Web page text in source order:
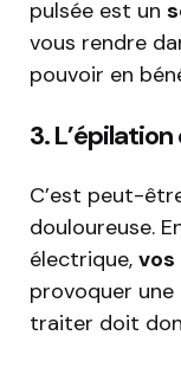
pulsée est un
vous rendre
pouvoir en
3.
C’est peut-
douloureuse.
électrique, vos
provoquer
traiter doit